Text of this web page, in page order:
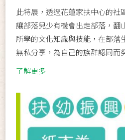
此特展，透過花蓮家扶中心的社
讓部落兒少有機會出走部落，翻
所學的文化知識與技能，在部落
無私分享，為自己的族群認同而
了解更多